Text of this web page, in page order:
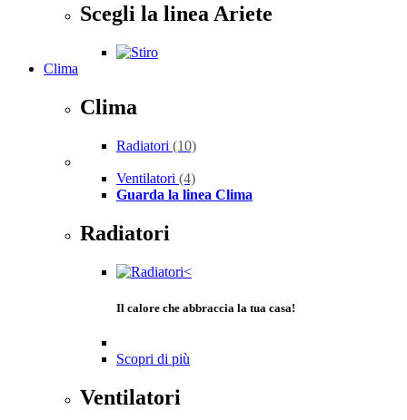
Scegli la linea Ariete
Clima
Clima
Radiatori (10)
Ventilatori (4)
Guarda la linea Clima
Radiatori
Il calore che abbraccia la tua casa!
Scopri di più
Ventilatori